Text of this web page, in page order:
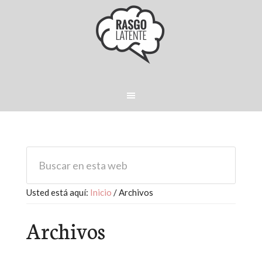
Usted está aquí: Inicio /Archivos
Archivos